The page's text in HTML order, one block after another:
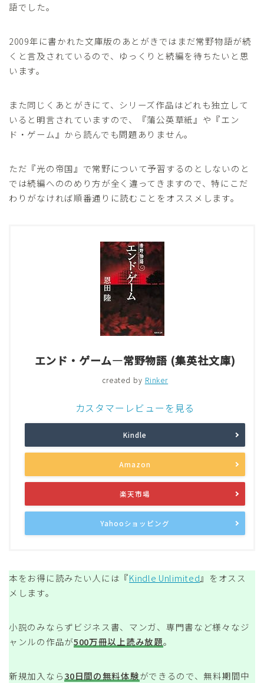
語でした。
2009年に書かれた文庫版のあとがきではまだ常野物語が続
くと言及されているので、ゆっくりと続編を待ちたいと思
います。
また同じくあとがきにて、シリーズ作品はどれも独立して
いると明言されていますので、『蒲公英草紙』や『エン
ド・ゲーム』から読んでも問題ありません。
ただ『光の帝国』で常野について予習するのとしないのと
では続編へののめり方が全く違ってきますので、特にこだ
わりがなければ順番通りに読むことをオススメします。
エンド・ゲーム―常野物語 (集英社文庫)
created by Rinker
カスタマーレビューを見る
Kindle
Amazon
楽天市場
Yahooショッピング
本をお得に読みたい人には『Kindle Unlimited』をオスス
メします。
小説のみならずビジネス書、マンガ、専門書など様々なジ
ャンルの作品が500万冊以上読み放題。
新規加入なら30日間の無料体験ができるので、無料期間中